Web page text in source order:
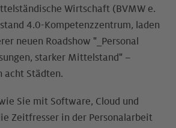
Wirtschaft (BVMW e.
4.0-Kompetenzzentrum, laden
neuen Roadshow "_Personal
starker Mittelstand" –
acht Städten.
Sie mit Software, Cloud und
Zeitfresser in der Personalarbeit